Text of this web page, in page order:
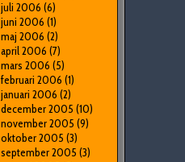
juli 2006 (6)
juni 2006 (1)
maj 2006 (2)
april 2006 (7)
mars 2006 (5)
februari 2006 (1)
januari 2006 (2)
december 2005 (10)
november 2005 (9)
oktober 2005 (3)
september 2005 (3)